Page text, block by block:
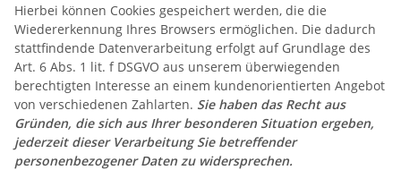
Hierbei können Cookies gespeichert werden, die die
Wiedererkennung Ihres Browsers ermöglichen. Die dadurch
stattfindende Datenverarbeitung erfolgt auf Grundlage des
Art. 6 Abs. 1 lit. f DSGVO aus unserem überwiegenden
berechtigten Interesse an einem kundenorientierten Angebot
von verschiedenen Zahlarten. Sie haben das Recht aus
Gründen, die sich aus Ihrer besonderen Situation ergeben,
jederzeit dieser Verarbeitung Sie betreffender
personenbezogener Daten zu widersprechen.